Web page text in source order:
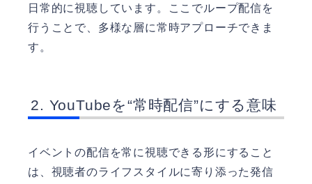
日常的に視聴しています。ここでループ配信を
行うことで、多様な層に常時アプローチできま
す。
YouTubeを“常時配信”にする意味
イベントの配信を常に視聴できる形にすること
は、視聴者のライフスタイルに寄り添った発信